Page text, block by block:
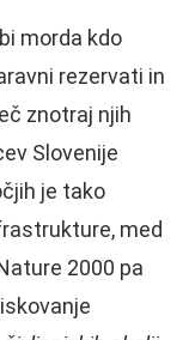
morda kdo
rezervati in
znotraj njih
Slovenije
je tako
med
2000 pa